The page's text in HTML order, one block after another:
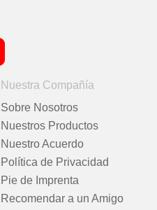
Nuestra Compañía
Sobre Nosotros
Nuestros Productos
Nuestro Acuerdo
Política de Privacidad
Pie de Imprenta
Recomendar a un Amigo